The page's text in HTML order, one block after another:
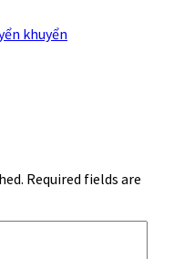
khuyển
Required fields are